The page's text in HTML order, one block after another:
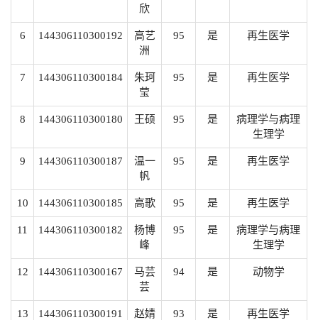
欣
6 144306110300192
高艺
洲
95 是 再生医学
7 144306110300184
朱珂
莹
95 是 再生医学
8 144306110300180 王硕 95 是
病理学与病理
生理学
9 144306110300187
温一
帆
95 是 再生医学
10 144306110300185 高歌 95 是 再生医学
11 144306110300182
杨博
峰
95 是
病理学与病理
生理学
12 144306110300167
马芸
芸
94 是 动物学
13 144306110300191
赵婧
93 是 再生医学